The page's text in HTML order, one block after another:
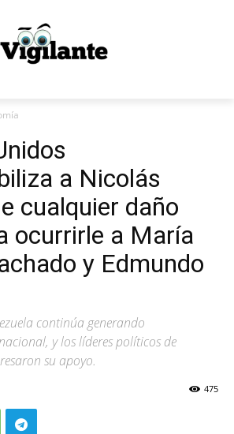
a Nicolás
cualquier daño
ocurrirle a María
y Edmundo
continúa generando
y los líderes políticos de
su apoyo.
475